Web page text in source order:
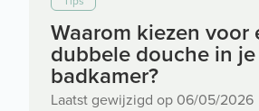
Waarom kiezen voor
dubbele douche in je
badkamer?
Laatst gewijzigd op 06/05/2026